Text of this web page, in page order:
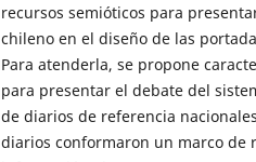
recursos semióticos para
chileno en el diseño de las
Para atenderla, se propone
para presentar el debate del
de diarios de referencia
diarios conformaron un marco de